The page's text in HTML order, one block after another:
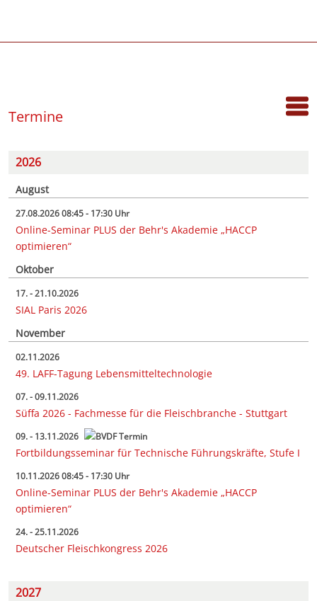
Termine
2026
August
27.08.2026 08:45 - 17:30 Uhr
Online-Seminar PLUS der Behr's Akademie „HACCP
optimieren“
Oktober
17. - 21.10.2026
SIAL Paris 2026
November
02.11.2026
49. LAFF-Tagung Lebensmitteltechnologie
07. - 09.11.2026
Süffa 2026 - Fachmesse für die Fleischbranche - Stuttgart
09. - 13.11.2026
Fortbildungsseminar für Technische Führungskräfte, Stufe I
10.11.2026 08:45 - 17:30 Uhr
Online-Seminar PLUS der Behr's Akademie „HACCP
optimieren“
24. - 25.11.2026
Deutscher Fleischkongress 2026
2027